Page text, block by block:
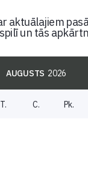
aktuālajiem
un tās
AUGUSTS 2026
T. C. Pk.